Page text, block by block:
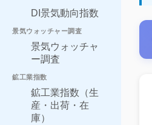
DI景気動向指数
景気ウォッチャー調査
景気ウォッチャ
ー調査
鉱工業指数
鉱工業指数（生
産・出荷・在
庫）